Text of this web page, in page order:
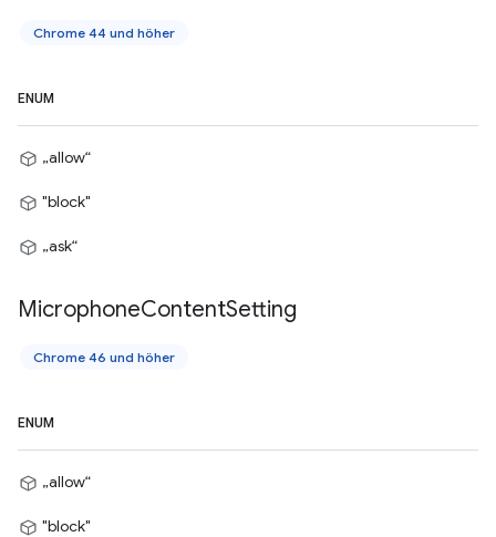
Chrome 44 und höher
ENUM
„allow“
"block"
„ask“
MicrophoneContentSetting
Chrome 46 und höher
ENUM
„allow“
"block"